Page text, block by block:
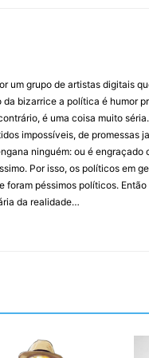
um grupo de artistas digitais
bizarrice a política é humor
é uma coisa muito
impossíveis, de promessas
ninguém: ou é engraçado
Por isso, os políticos em
foram péssimos políticos.
da realidade…